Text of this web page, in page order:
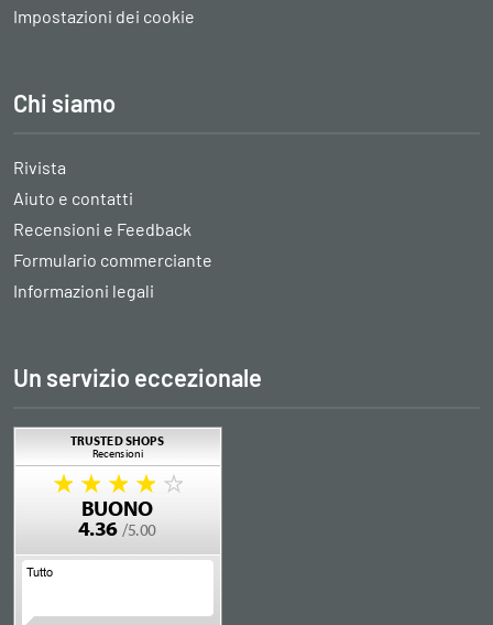
Impostazioni dei cookie
Chi siamo
Rivista
Aiuto e contatti
Recensioni e Feedback
Formulario commerciante
Informazioni legali
Un servizio eccezionale